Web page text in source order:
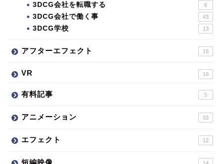
3DCG会社を転職する 6
3DCG会社で働く事 43
3DCG学校 13
アフターエフェクト 16
VR 16
有料記事 5
アニメーション 32
エフェクト 12
短編映像